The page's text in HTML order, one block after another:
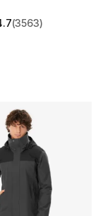
from 3563
(3563)